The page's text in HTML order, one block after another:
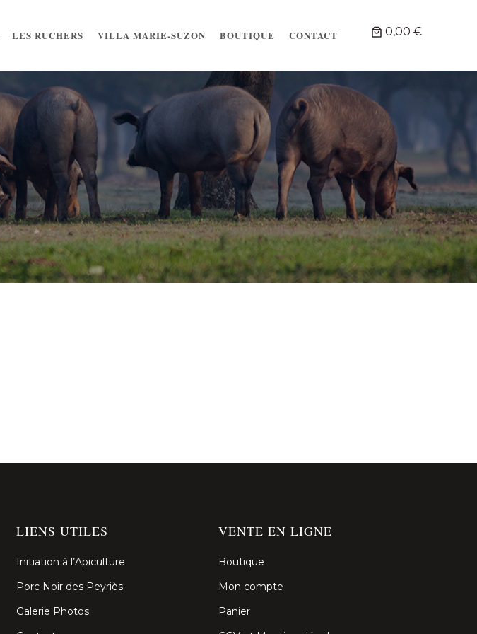
0,00 €
LES RUCHERS VILLA MARIE-SUZON BOUTIQUE CONTACT
LIENS UTILES
Initiation à l’Apiculture
Porc Noir des Peyriès
Galerie Photos
VENTE EN LIGNE
Boutique
Mon compte
Panier